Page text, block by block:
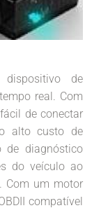
de
real. Com
de conectar
alto custo de
de diagnóstico
do veículo ao
Com um motor
compatível